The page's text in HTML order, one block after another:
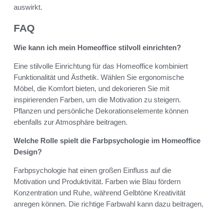
auswirkt.
FAQ
Wie kann ich mein Homeoffice stilvoll einrichten?
Eine stilvolle Einrichtung für das Homeoffice kombiniert
Funktionalität und Ästhetik. Wählen Sie ergonomische
Möbel, die Komfort bieten, und dekorieren Sie mit
inspirierenden Farben, um die Motivation zu steigern.
Pflanzen und persönliche Dekorationselemente können
ebenfalls zur Atmosphäre beitragen.
Welche Rolle spielt die Farbpsychologie im Homeoffice
Design?
Farbpsychologie hat einen großen Einfluss auf die
Motivation und Produktivität. Farben wie Blau fördern
Konzentration und Ruhe, während Gelbtöne Kreativität
anregen können. Die richtige Farbwahl kann dazu beitragen,